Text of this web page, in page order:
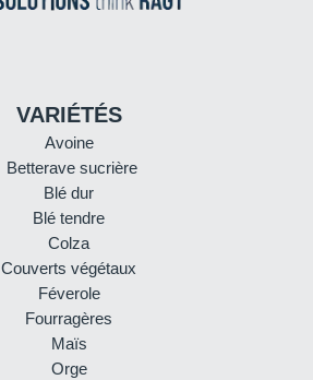
VARIÉTÉS
Avoine
Betterave sucrière
Blé dur
Blé tendre
Colza
Couverts végétaux
Féverole
Fourragères
Maïs
Orge